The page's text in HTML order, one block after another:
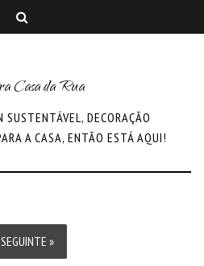
Casa da Rua
SUSTENTÁVEL, DECORAÇÃO
A CASA, ENTÃO ESTÁ AQUI!
SEGUINTE »